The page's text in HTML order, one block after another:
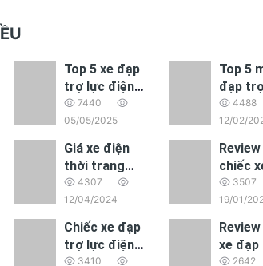
Top 5 xe đạp
trợ lực điện
tốt nhất hiện
nay – Lựa
chọn đáng
mua năm 2025
7440
05/05/2025
Top 5
đạp
điện
học
cấp 3
mua
4488
12/02/
Giá xe điện
thời trang
Dylexe K1 là
bao nhiêu?
4307
12/04/2024
chiếc
trợ lực
đáng
nhất
2025
dân
3507
19/01/
Chiếc xe đạp
trợ lực điện
tốt nhất chính
3410
xe
điện2642